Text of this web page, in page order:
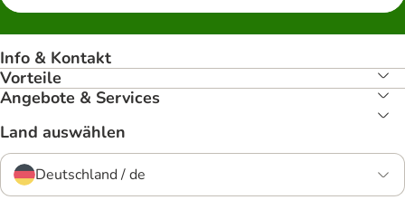
Info & Kontakt
Vorteile
Angebote & Services
Land auswählen
Deutschland / de